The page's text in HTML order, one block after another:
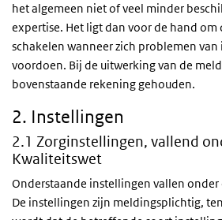
het algemeen niet of veel minder
expertise. Het ligt dan voor de hand om
schakelen wanneer zich problemen van
voordoen. Bij de uitwerking van de
bovenstaande rekening gehouden.
2. Instellingen
2.1 Zorginstellingen, vallend
Kwaliteitswet
Onderstaande instellingen vallen onder
De instellingen zijn meldingsplichtig,